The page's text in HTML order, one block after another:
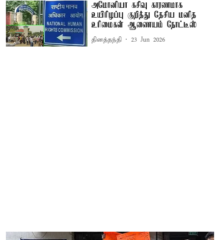
அமோனியா கசிவு காரணமாக
உயிரிழப்பு குறித்து தேசிய மனித
உரிமைகள் ஆணையம் நோட்டீஸ்
தினத்தந்தி 23 Jun 2026